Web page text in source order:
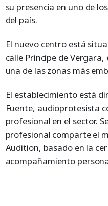
su presencia en uno de
del país.
El nuevo centro está
calle Príncipe de
una de las zonas más
El establecimiento está
Fuente, audioprotesista
profesional en el sector.
profesional comparte el
Audition, basado en la
acompañamiento